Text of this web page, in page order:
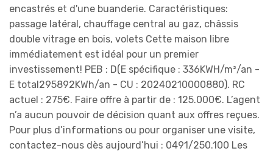
encastrés et d'une buanderie. Caractéristiques:
passage latéral, chauffage central au gaz, châssis
double vitrage en bois, volets Cette maison libre
immédiatement est idéal pour un premier
investissement! PEB : D(E spécifique : 336KWH/m²/an -
E total295892KWh/an - CU : 20240210000880). RC
actuel : 275€. Faire offre à partir de : 125.000€. L’agent
n’a aucun pouvoir de décision quant aux offres reçues.
Pour plus d’informations ou pour organiser une visite,
contactez-nous dès aujourd’hui : 0491/250.100 Les